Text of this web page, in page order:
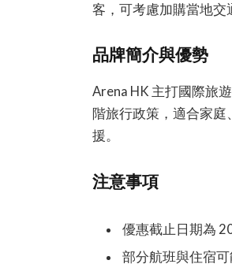
客，可考慮加購當地交
品牌簡介與優勢
Arena HK 主打國際旅
階旅行政策，適合家
援。
注意事項
優惠截止日期為
部分航班與住宿